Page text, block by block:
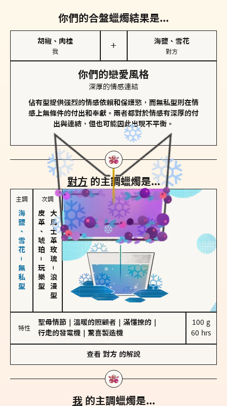
你們的合盤蠟燭結果是...
胡椒、肉桂
我
＋
海鹽、雪花
對方
你們的戀愛風格
深厚的情感連結
佔有型提供強烈的情感依賴和保護慾，而無私型則在情
感上無條件的付出和奉獻。兩者都對於情感有深厚的付
出與連結，但也可能因此出現不平衡。
對方 的主調蠟燭是...
主調
海鹽、雪花－無私型
次調
皮革、琥珀
－
玩樂型
大馬士革玫瑰
－
浪漫型
特性
聖母情節 溫暖的照顧者 滿懂撩的
行走的發電機
驚喜製造機
100 g
60 hrs
查看 對方 的解說
我 的主調蠟燭是...